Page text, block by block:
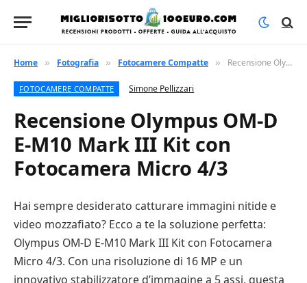
Home » Fotografia » Fotocamere Compatte » Recensione Olympus OM-D E-M10 Mark III Kit con Fotocamera Micro 4/3
FOTOCAMERE COMPATTE Simone Pellizzari
Recensione Olympus OM-D
E-M10 Mark III Kit con
Fotocamera Micro 4/3
Hai sempre desiderato catturare immagini nitide e
video mozzafiato? Ecco a te la soluzione perfetta:
Olympus OM-D E-M10 Mark III Kit con Fotocamera
Micro 4/3. Con una risoluzione di 16 MP e un
innovativo stabilizzatore d’immagine a 5 assi, questa